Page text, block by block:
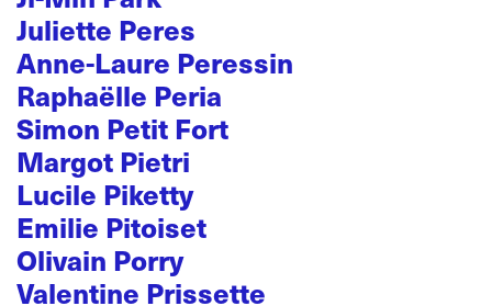
Juliette Peres
Anne-Laure Peressin
Raphaëlle Peria
Simon Petit Fort
Margot Pietri
Lucile Piketty
Emilie Pitoiset
Olivain Porry
Valentine Prissette